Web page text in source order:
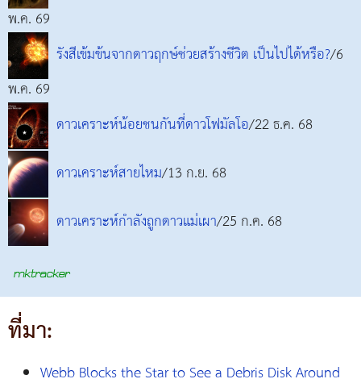
พ.ค. 69
รังสีเข้มข้นจากดาวฤกษ์ช่วยสร้างชีวิต เป็นไปได้หรือ?/6
พ.ค. 69
ดาวเคราะห์น้อยชนกันที่ดาวโฟมัลโอ/22 ธ.ค. 68
ดาวเคราะห์สายไหม/13 ก.ย. 68
ดาวเคราะห์กำลังถูกดาวแม่เผา/25 ก.ค. 68
ที่มา: